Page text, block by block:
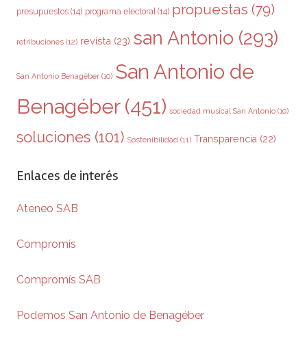
presupuestos (14) programa electoral (14) propuestas (79)
retribuciones (12) revista (23) san Antonio (293)
San Antonio Benagéber (10) San Antonio de
Benagéber(451) sociedad musical San Antonio (10)
soluciones (101) Sostenibilidad (11) Transparencia (22)
Enlaces de interés
Ateneo SAB
Compromís
Compromís SAB
Podemos San Antonio de Benagéber